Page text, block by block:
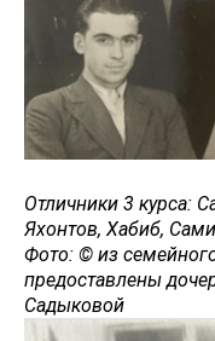
Отличники 3 курса:
Яхонтов, Хабиб,
Фото: © из
предоставлены
Садыковой